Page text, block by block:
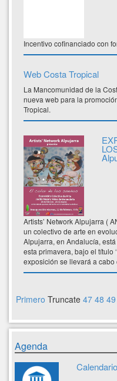
Incentivo cofinanciado con
Web Costa Tropical
La Mancomunidad de la
nueva web para la
Tropical.
Artists’ Network Alpujarra (
un colectivo de arte en
Alpujarra, en Andalucía,
esta primavera, bajo el título
exposición se llevará a
Benaudalla,del 22 de
Primero Truncate 47 48 49
Agenda